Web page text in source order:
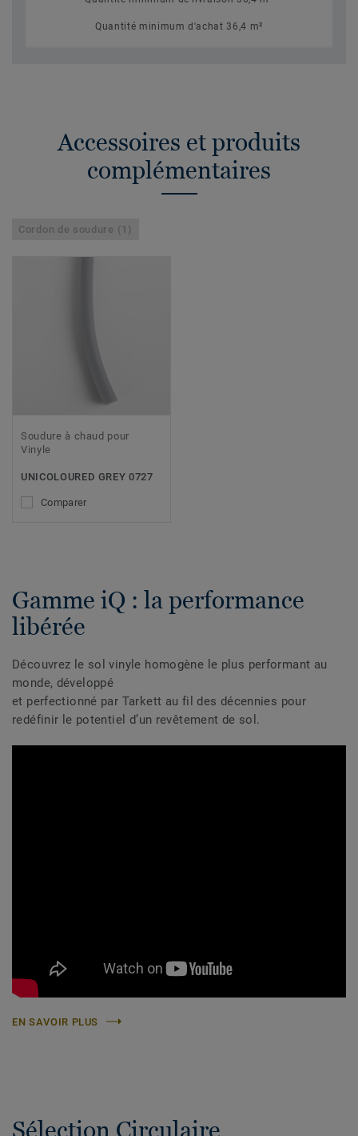
Quantité minimum d'achat 36,4 m²
Accessoires et produits
complémentaires
Cordon de soudure (1)
Soudure à chaud pour
Vinyle
UNICOLOURED GREY 0727
Comparer
Gamme iQ : la performance
libérée
Découvrez le sol vinyle homogène le plus performant au
monde, développé
et perfectionné par Tarkett au fil des décennies pour
redéfinir le potentiel d’un revêtement de sol.
EN SAVOIR PLUS
Sélection Circulaire